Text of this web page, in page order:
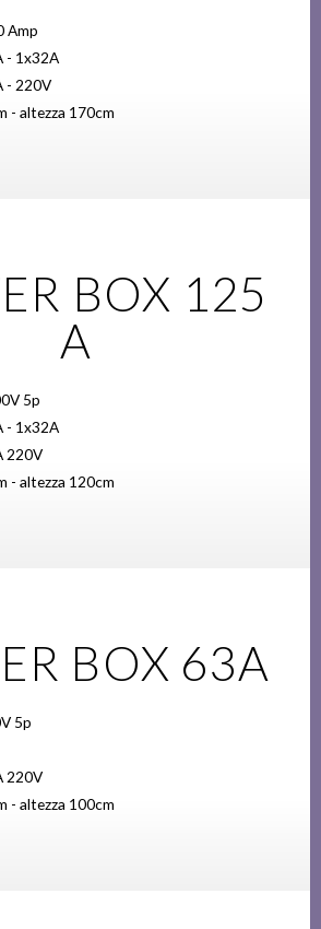
Amp
- 1x32A
- 220V
- altezza 170cm
BOX 125
A
5p
- 1x32A
220V
- altezza 120cm
BOX 63A
5p
220V
- altezza 100cm